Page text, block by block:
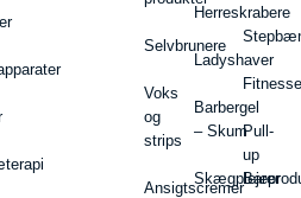
Selvbrunere
Voks
og
strips
Ansigtscremer
Herreskrabere
Ladyshaver
Barbergel
– SkumPull-
up
Barer